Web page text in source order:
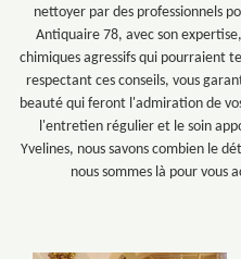
nettoyer par des professionnels
Antiquaire 78, avec son
chimiques agressifs qui pourraient
respectant ces conseils, vous
beauté qui feront l'admiration de
l'entretien régulier et le soin
Yvelines, nous savons combien le
nous sommes là pour vous